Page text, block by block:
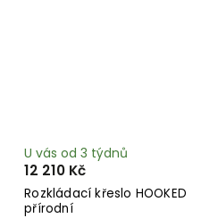
Rozkládací křeslo HOOKED
přírodní
U vás od 3 týdnů
12 210 Kč